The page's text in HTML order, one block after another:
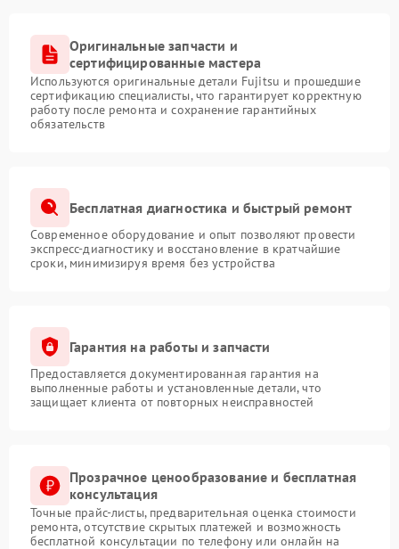
Оригинальные запчасти и
сертифицированные мастера
Используются оригинальные детали Fujitsu и прошедшие
сертификацию специалисты, что гарантирует корректную
работу после ремонта и сохранение гарантийных
обязательств
Бесплатная диагностика и быстрый ремонт
Современное оборудование и опыт позволяют провести
экспресс-диагностику и восстановление в кратчайшие
сроки, минимизируя время без устройства
Гарантия на работы и запчасти
Предоставляется документированная гарантия на
выполненные работы и установленные детали, что
защищает клиента от повторных неисправностей
Прозрачное ценообразование и бесплатная
консультация
Точные прайс-листы, предварительная оценка стоимости
ремонта, отсутствие скрытых платежей и возможность
бесплатной консультации по телефону или онлайн на